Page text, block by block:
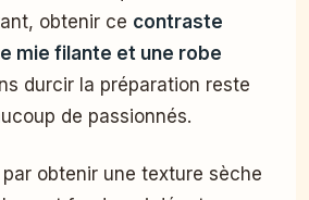
obtenir ce contraste
mie filante et une robe
durcir la préparation reste
de passionnés.
obtenir une texture sèche